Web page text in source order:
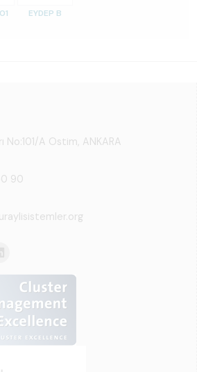
EYDEP B
No:101/A Ostim, ANKARA
90